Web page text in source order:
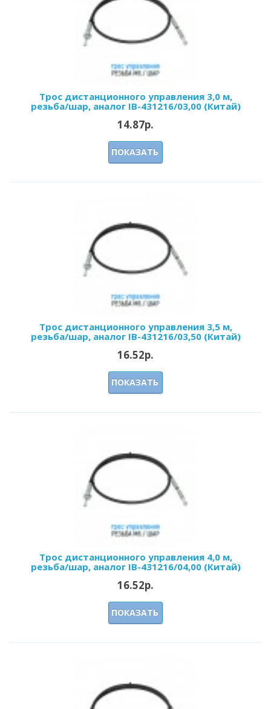
Трос дистанционного управления 3,0 м,
резьба/шар, аналог IB-431216/03,00 (Китай)
14.87р.
ПОКАЗАТЬ
Трос дистанционного управления 3,5 м,
резьба/шар, аналог IB-431216/03,50 (Китай)
16.52р.
ПОКАЗАТЬ
Трос дистанционного управления 4,0 м,
резьба/шар, аналог IB-431216/04,00 (Китай)
16.52р.
ПОКАЗАТЬ